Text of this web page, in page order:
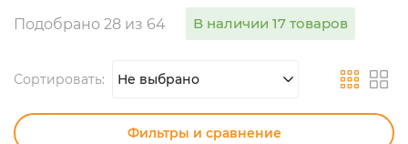
Подобрано 28 из 64 В наличии 17 товаров
Сортировать: Не выбрано
Фильтры и сравнение